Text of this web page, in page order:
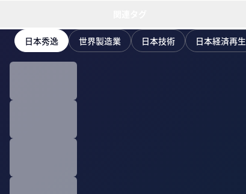
日本秀逸 世界製造業 日本技術 日本経済再生